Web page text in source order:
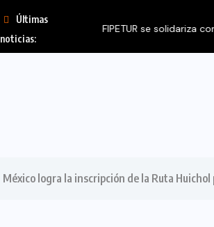
Últimas
noticias:
FIPETUR se solidariza con
México logra la inscripción de la Ruta